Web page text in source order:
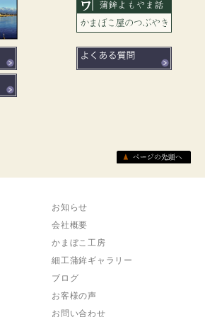
お知らせ
会社概要
かまぼこ工房
細工蒲鉾ギャラリー
ブログ
お客様の声
お問い合わせ